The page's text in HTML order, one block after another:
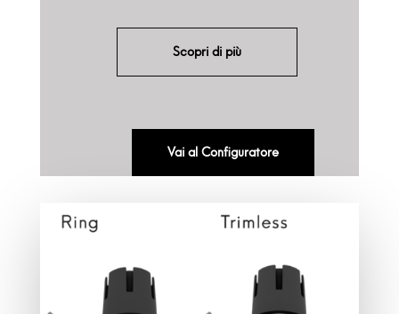
Scopri di più
Vai al Configuratore